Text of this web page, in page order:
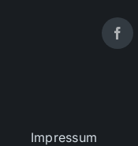
Impressum